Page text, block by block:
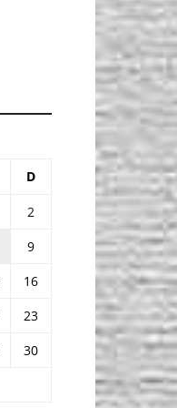
D
2
9
16
23
30